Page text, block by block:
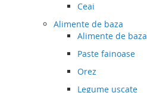
Ceai
Alimente de baza
Alimente de baza
Paste fainoase
Orez
Legume uscate